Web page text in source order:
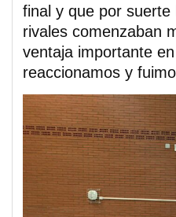
final y que por
rivales comenzaban
ventaja importante
reaccionamos y